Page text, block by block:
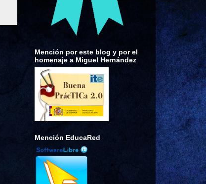
Mención por este blog y por el
homenaje a Miguel Hernández
Mención EducaRed